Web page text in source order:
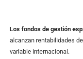
Los fondos de gestión
alcanzan rentabilidades
variable internacional.